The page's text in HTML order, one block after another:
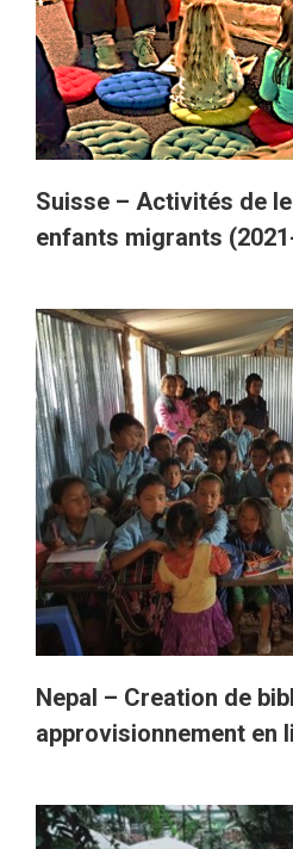
Suisse – Activités de
enfants migrants
Nepal – Creation de
approvisionnement en